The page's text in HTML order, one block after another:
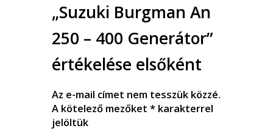
„Suzuki Burgman An
250 – 400 Generátor”
értékelése elsőként
Az e-mail címet nem tesszük közzé.
A kötelező mezőket *karakterrel
jelöltük